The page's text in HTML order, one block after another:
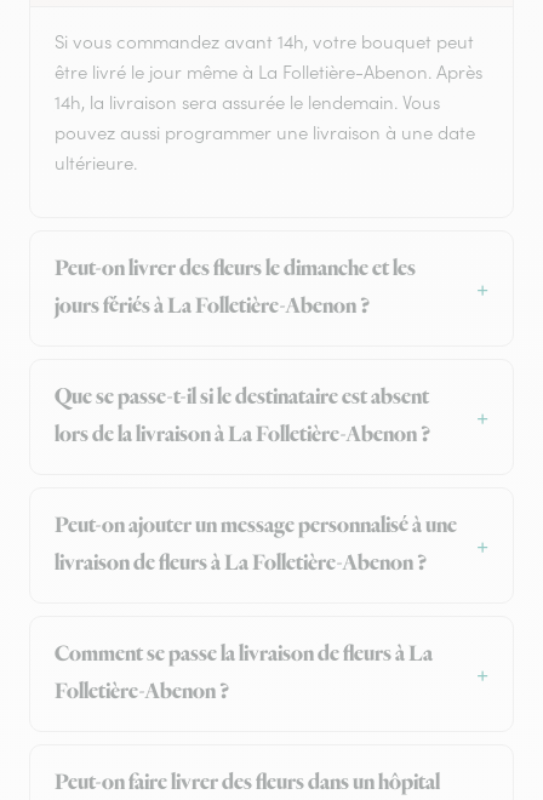
Si vous commandez avant 14h, votre bouquet peut
être livré le jour même à La Folletière-Abenon. Après
14h, la livraison sera assurée le lendemain. Vous
pouvez aussi programmer une livraison à une date
ultérieure.
Peut-on livrer des fleurs le dimanche et les
jours fériés à La Folletière-Abenon ?
Que se passe-t-il si le destinataire est absent
lors de la livraison à La Folletière-Abenon ?
Peut-on ajouter un message personnalisé à une
livraison de fleurs à La Folletière-Abenon ?
Comment se passe la livraison de fleurs à La
Folletière-Abenon ?
Peut-on faire livrer des fleurs dans un hôpital